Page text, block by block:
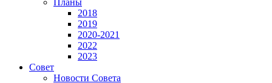
2018
2019
2020-2021
2022
2023
Совет
Новости Совета